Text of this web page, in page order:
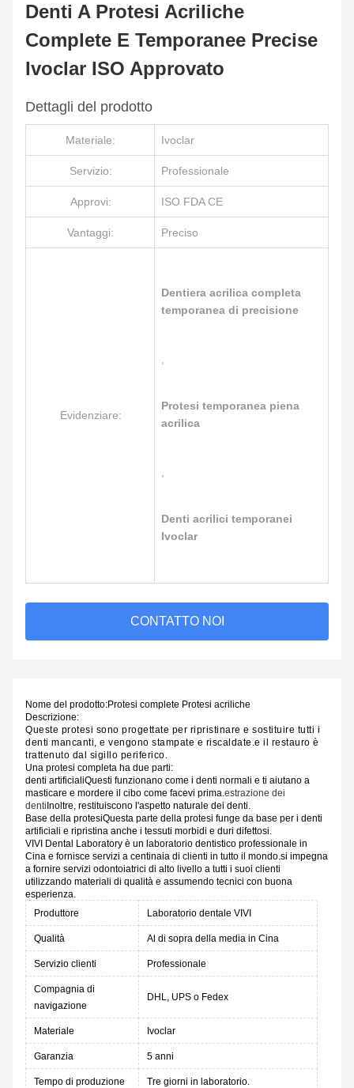
Denti A Protesi Acriliche
Complete E Temporanee Precise
Ivoclar ISO Approvato
Dettagli del prodotto
Materiale: Ivoclar
Servizio: Professionale
Approvi: ISO FDA CE
Vantaggi: Preciso
Evidenziare:
Dentiera acrilica completa
temporanea di precisione
Protesi temporanea piena
acrilica
Denti acrilici temporanei
Ivoclar
CONTATTO NOI
Nome del prodotto:Protesi complete Protesi acriliche
Descrizione:
Queste protesi sono progettate per ripristinare e sostituire tutti i
denti mancanti, e vengono stampate e riscaldate.e il restauro è
trattenuto dal sigillo periferico.
Una protesi completa ha due parti:
denti artificialiQuesti funzionano come i denti normali e ti aiutano a
masticare e mordere il cibo come facevi prima.estrazione dei
denti Inoltre, restituiscono l'aspetto naturale dei denti.
Base della protesiQuesta parte della protesi funge da base per i denti
artificiali e ripristina anche i tessuti morbidi e duri difettosi.
VIVI Dental Laboratory è un laboratorio dentistico professionale in
Cina e fornisce servizi a centinaia di clienti in tutto il mondo.si impegna
a fornire servizi odontoiatrici di alto livello a tutti i suoi clienti
utilizzando materiali di qualità e assumendo tecnici con buona
esperienza.
Produttore
Laboratorio dentale VIVI
Qualità Al di sopra della media in Cina
Servizio clienti Professionale
Compagnia di
navigazione
DHL, UPS o Fedex
Materiale Ivoclar
Garanzia 5 anni
Tempo di produzione Tre giorni in laboratorio.